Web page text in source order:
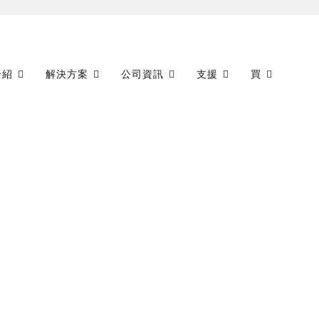
解決方案 公司資訊 支援 買